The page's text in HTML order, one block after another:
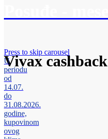
Vivax cashback
Press to skip carousel
U
periodu
od
14.07.
do
31.08.2026.
godine,
kupovinom
ovog